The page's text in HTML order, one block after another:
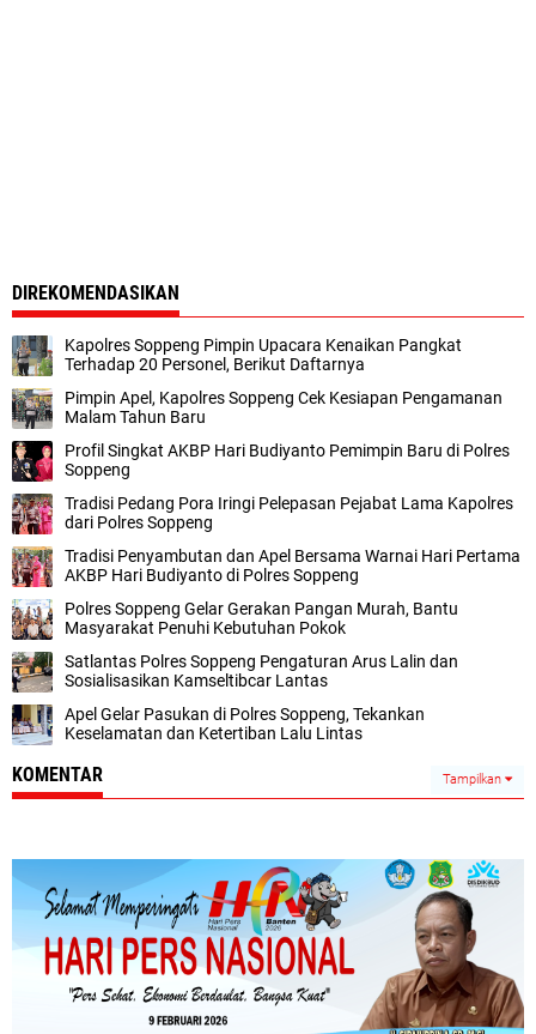
DIREKOMENDASIKAN
Kapolres Soppeng Pimpin Upacara Kenaikan Pangkat
Terhadap 20 Personel, Berikut Daftarnya
Pimpin Apel, Kapolres Soppeng Cek Kesiapan Pengamanan
Malam Tahun Baru
Profil Singkat AKBP Hari Budiyanto Pemimpin Baru di Polres
Soppeng
Tradisi Pedang Pora Iringi Pelepasan Pejabat Lama Kapolres
dari Polres Soppeng
Tradisi Penyambutan dan Apel Bersama Warnai Hari Pertama
AKBP Hari Budiyanto di Polres Soppeng
Polres Soppeng Gelar Gerakan Pangan Murah, Bantu
Masyarakat Penuhi Kebutuhan Pokok
Satlantas Polres Soppeng Pengaturan Arus Lalin dan
Sosialisasikan Kamseltibcar Lantas
Apel Gelar Pasukan di Polres Soppeng, Tekankan
Keselamatan dan Ketertiban Lalu Lintas
KOMENTAR Tampilkan